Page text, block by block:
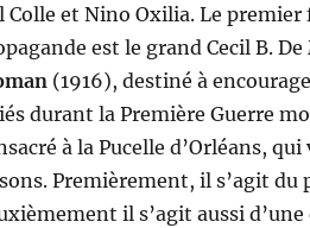
Colle et Nino Oxilia. Le
est le grand Cecil B.
(1916), destiné à
durant la Première Guerre
à la Pucelle d’Orléans,
Premièrement, il s’agit du
il s’agit aussi